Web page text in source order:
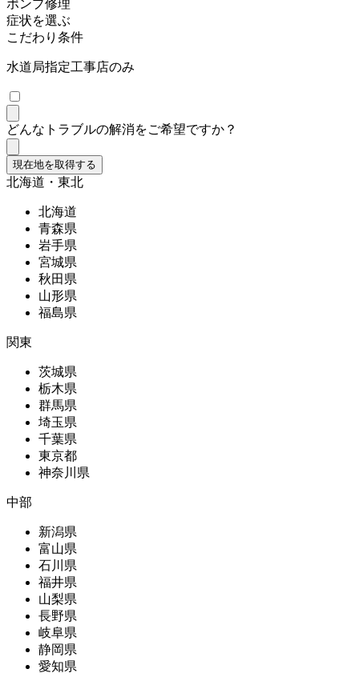
ポンプ修理
症状を選ぶ
こだわり条件
水道局指定工事店のみ
どんなトラブルの解消をご希望ですか？
現在地を取得する
北海道・東北
北海道
青森県
岩手県
宮城県
秋田県
山形県
福島県
関東
茨城県
栃木県
群馬県
埼玉県
千葉県
東京都
神奈川県
中部
新潟県
富山県
石川県
福井県
山梨県
長野県
岐阜県
静岡県
愛知県